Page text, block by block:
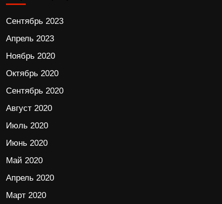
Сентябрь 2023
Апрель 2023
Ноябрь 2020
Октябрь 2020
Сентябрь 2020
Август 2020
Июль 2020
Июнь 2020
Май 2020
Апрель 2020
Март 2020